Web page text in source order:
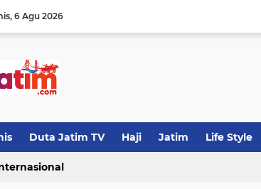
6 Agu 2026
Duta Jatim TV Haji Jatim Life Style